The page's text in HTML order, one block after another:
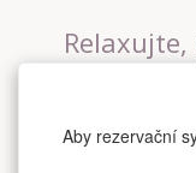
se v
Aby rezervační